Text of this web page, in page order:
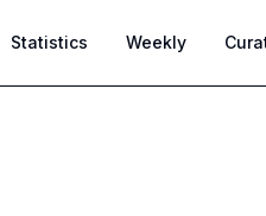
Statistics Weekly